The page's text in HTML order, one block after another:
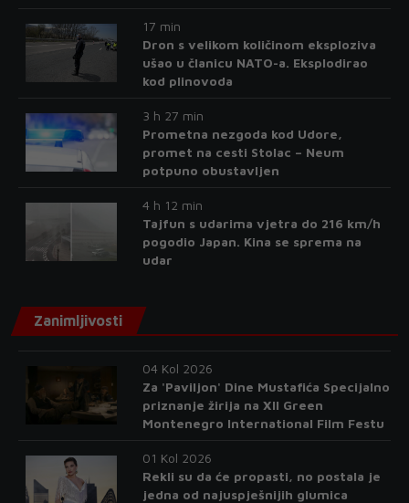
17 min
Dron s velikom količinom eksploziva
ušao u članicu NATO-a. Eksplodirao
kod plinovoda
3 h 27 min
Prometna nezgoda kod Udore,
promet na cesti Stolac – Neum
potpuno obustavljen
4 h 12 min
Tajfun s udarima vjetra do 216 km/h
pogodio Japan. Kina se sprema na
udar
Zanimljivosti
04 Kol 2026
Za 'Paviljon' Dine Mustafića Specijalno
priznanje žirija na XII Green
Montenegro International Film Festu
01 Kol 2026
Rekli su da će propasti, no postala je
jedna od najuspješnijih glumica